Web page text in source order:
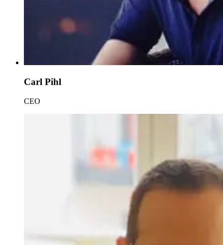
Carl Pihl
CEO